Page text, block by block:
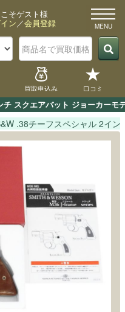
スクエアバット ジョーカー
そゲスト様
ン／会員登録
買取申込み 口コミ
.38チーフスペシャル 2イ